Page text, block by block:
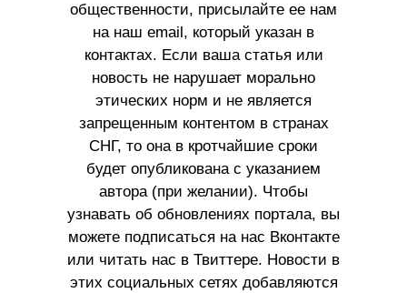
общественности, присылайте ее нам
на наш email, который указан в
контактах. Если ваша статья или
новость не нарушает морально
этических норм и не является
запрещенным контентом в странах
СНГ, то она в кротчайшие сроки
будет опубликована с указанием
автора (при желании). Чтобы
узнавать об обновлениях портала, вы
можете подписаться на нас Вконтакте
или читать нас в Твиттере. Новости в
этих социальных сетях добавляются